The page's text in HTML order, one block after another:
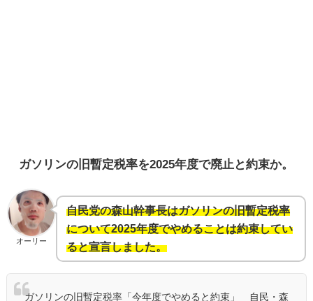
ガソリンの旧暫定税率を2025年度で廃止と約束か。
オーリー
自民党の森山幹事長はガソリンの旧暫定税率
について2025年度でやめることは約束してい
ると宣言しました。
ガソリンの旧暫定税率「今年度でやめると約束」 自民・森